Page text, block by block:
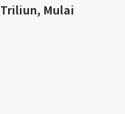
Mulai